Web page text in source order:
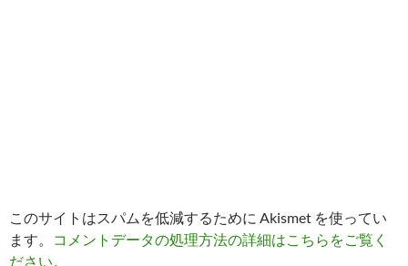
このサイトはスパムを低減するために Akismet を使ってい
ます。
コメントデータの処理方法の詳細はこちらをご覧く
ださい。